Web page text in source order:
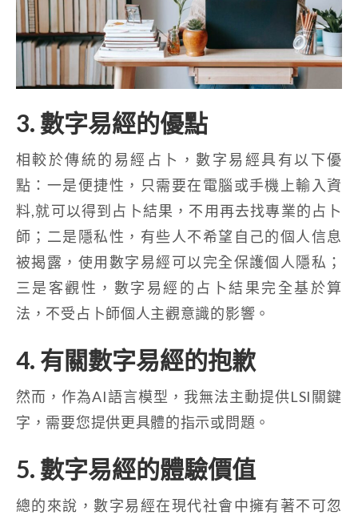
3. 數字易經的優點
相較於傳統的易經占卜，數字易經具有以下優
點：一是便捷性，只需要在電腦或手機上輸入資
料,就可以得到占卜結果，不用再去找專業的占卜
師；二是隱私性，有些人不希望自己的個人信息
被揭露，使用數字易經可以完全保護個人隱私；
三是客觀性，數字易經的占卜結果完全基於算
法，不受占卜師個人主觀意識的影響。
4. 有關數字易經的抱歉
然而，作為AI語言模型，我無法主動提供LSI關鍵
字，需要您提供更具體的指示或問題。
5. 數字易經的體驗價值
總的來說，數字易經在現代社會中擁有著不可忽